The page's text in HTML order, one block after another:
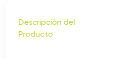
Descripción del
Producto